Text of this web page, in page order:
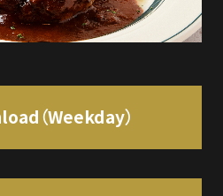
（Weekday）